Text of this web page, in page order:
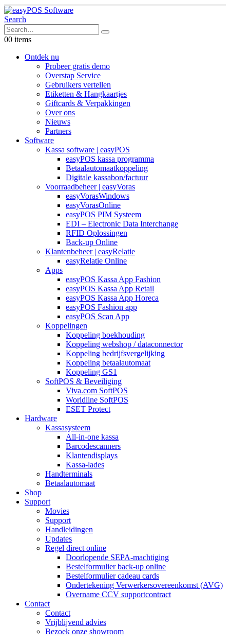
Search
00 items
Ontdek nu
Probeer gratis demo
Overstap Service
Gebruikers vertellen
Etiketten & Hangkaartjes
Giftcards & Verpakkingen
Over ons
Nieuws
Partners
Software
Kassa software | easyPOS
easyPOS kassa programma
Betaalautomaatkoppeling
Digitale kassabon/factuur
Voorraadbeheer | easyVoras
easyVorasWindows
easyVorasOnline
easyPOS PIM Systeem
EDI – Electronic Data Interchange
RFID Oplossingen
Back-up Online
Klantenbeheer | easyRelatie
easyRelatie Online
Apps
easyPOS Kassa App Fashion
easyPOS Kassa App Retail
easyPOS Kassa App Horeca
easyPOS Fashion app
easyPOS Scan App
Koppelingen
Koppeling boekhouding
Koppeling webshop / dataconnector
Koppeling bedrijfsvergelijking
Koppeling betaalautomaat
Koppeling GS1
SoftPOS & Beveiliging
Viva.com SoftPOS
Worldline SoftPOS
ESET Protect
Hardware
Kassasysteem
All-in-one kassa
Barcodescanners
Klantendisplays
Kassa-lades
Handterminals
Betaalautomaat
Shop
Support
Movies
Support
Handleidingen
Updates
Regel direct online
Doorlopende SEPA-machtiging
Bestelformulier back-up online
Bestelformulier cadeau cards
Ondertekening Verwerkersovereenkomst (AVG)
Overname CCV supportcontract
Contact
Contact
Vrijblijvend advies
Bezoek onze showroom